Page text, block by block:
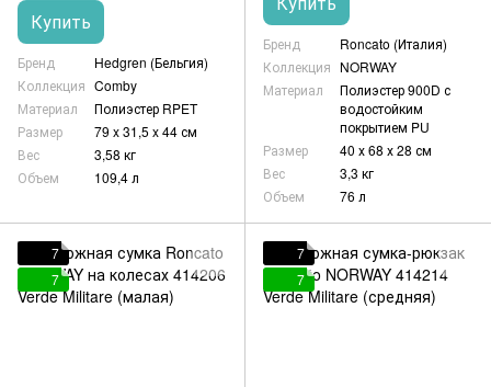
Купить
Бренд
Hedgren (Бельгия)
Коллекция Comby
Материал
Полиэстер RPET
Размер
79 x 31,5 x 44 см
Вес
3,58 кг
Объем
109,4 л
Бренд
Roncato (Италия)
Коллекция NORWAY
Материал
Полиэстер 900D с
водостойким
покрытием PU
Размер
40 х 68 х 28 см
Вес
3,3 кг
Объем
76 л
7
7
7
7